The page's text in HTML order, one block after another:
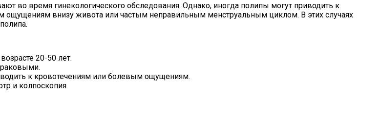
во время гинекологического обследования. Однако, иногда полипы могут приводить к
ощущениям внизу живота или частым неправильным менструальным циклом. В этих случаях
20-50 лет.
к кровотечениям или болевым ощущениям.
и колпоскопия.